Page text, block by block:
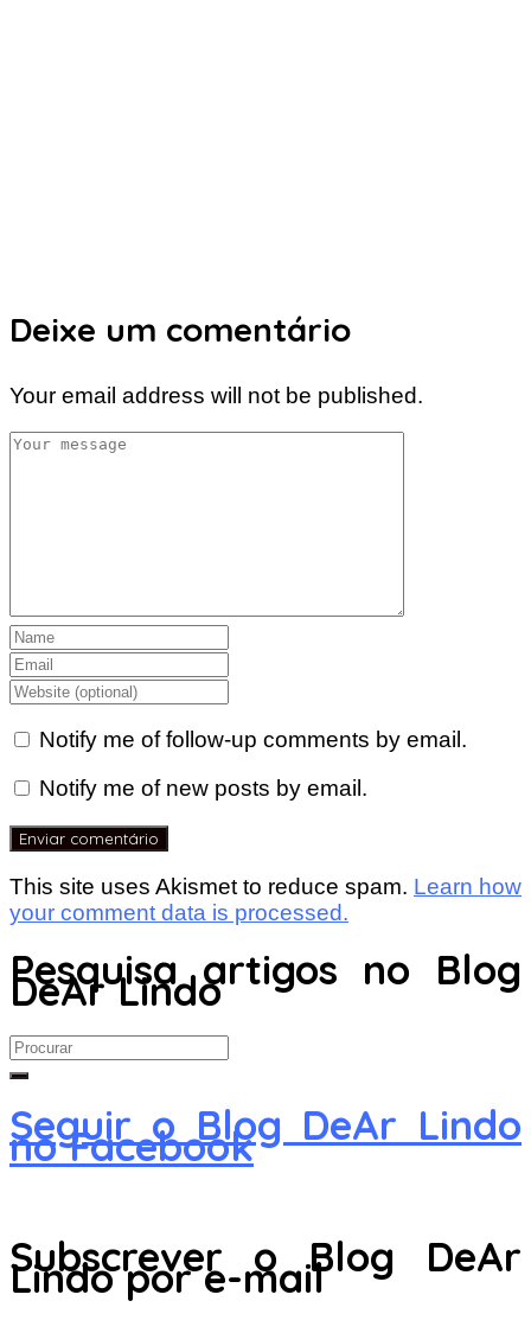
Deixe um comentário
Your email address will not be published.
Notify me of follow-up comments by email.
Notify me of new posts by email.
This site uses Akismet to reduce spam. Learn how
your comment data is processed.
Pesquisa artigos no Blog
DeAr Lindo
Search
for:
Seguir o Blog DeAr Lindo
no Facebook
Subscrever o Blog DeAr
Lindo por e-mail